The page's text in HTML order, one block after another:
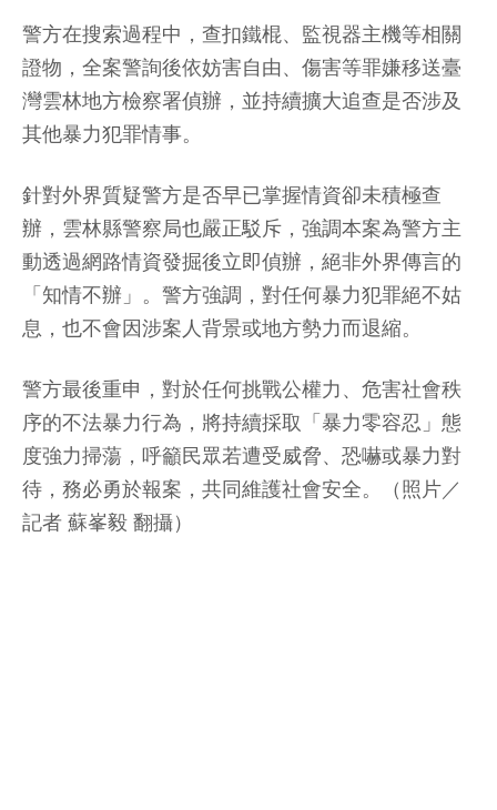
警方在搜索過程中，查扣鐵棍、監視器主機等相關
證物，全案警詢後依妨害自由、傷害等罪嫌移送臺
灣雲林地方檢察署偵辦，並持續擴大追查是否涉及
其他暴力犯罪情事。
針對外界質疑警方是否早已掌握情資卻未積極查
辦，雲林縣警察局也嚴正駁斥，強調本案為警方主
動透過網路情資發掘後立即偵辦，絕非外界傳言的
「知情不辦」。警方強調，對任何暴力犯罪絕不姑
息，也不會因涉案人背景或地方勢力而退縮。
警方最後重申，對於任何挑戰公權力、危害社會秩
序的不法暴力行為，將持續採取「暴力零容忍」態
度強力掃蕩，呼籲民眾若遭受威脅、恐嚇或暴力對
待，務必勇於報案，共同維護社會安全。（照片／
記者 蘇峯毅 翻攝）